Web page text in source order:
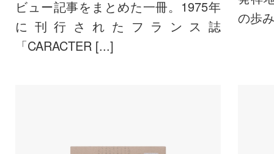
ビュー記事をまとめた一冊。1975年
に刊行されたフランス誌
「CARACTER [...]
の歩